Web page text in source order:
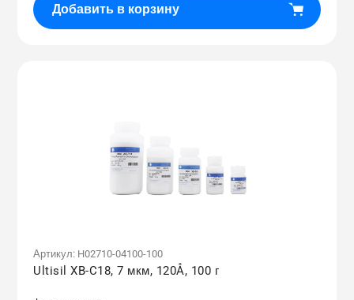
Добавить в корзину
Артикул: H02710-04100-100
Ultisil XB-C18, 7 мкм, 120Å, 100 г